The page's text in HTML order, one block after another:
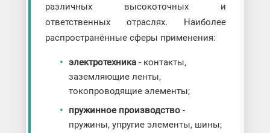
различных высокоточных и
ответственных отраслях. Наиболее
распространённые сферы применения:
электротехника - контакты,
заземляющие ленты,
токопроводящие элементы;
пружинное производство-
пружины, упругие элементы, шины;